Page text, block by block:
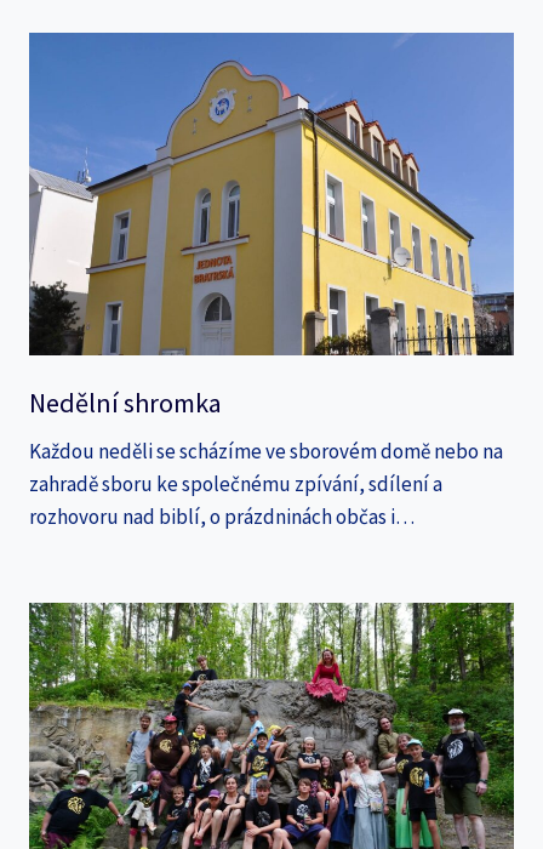
Nedělní shromka
Každou neděli se scházíme ve sborovém domě nebo na
zahradě sboru ke společnému zpívání, sdílení a
rozhovoru nad biblí, o prázdninách občas i…